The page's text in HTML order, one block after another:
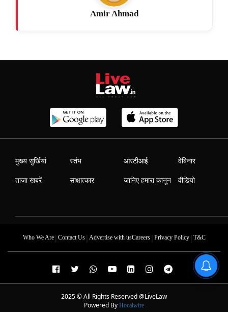
Amir Ahmad
मुख्य सुर्खियां
ताजा खबरें
स्तंभ
साक्षात्कार
आरटीआई
जानिए हमारा कानून
वेबिनार
वीडियो
Who We Are| Contact Us| Advertise with usCareers| Privacy Policy| T&C
2025 © All Rights Reserved @LiveLaw
Powered By Hocalwire